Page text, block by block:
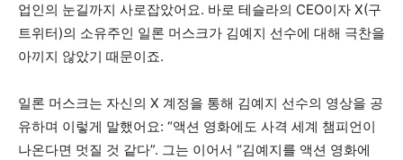
업인의 눈길까지 사로잡았어요. 바로 테슬라의 CEO이자 X(구
트위터)의 소유주인 일론 머스크가 김예지 선수에 대해 극찬을
아끼지 않았기 때문이죠.
일론 머스크는 자신의 X 계정을 통해 김예지 선수의 영상을 공
유하며 이렇게 말했어요: “액션 영화에도 사격 세계 챔피언이
나온다면 멋질 것 같다”. 그는 이어서 “김예지를 액션 영화에